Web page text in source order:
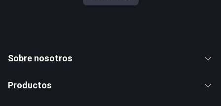
Sobre nosotros
Productos